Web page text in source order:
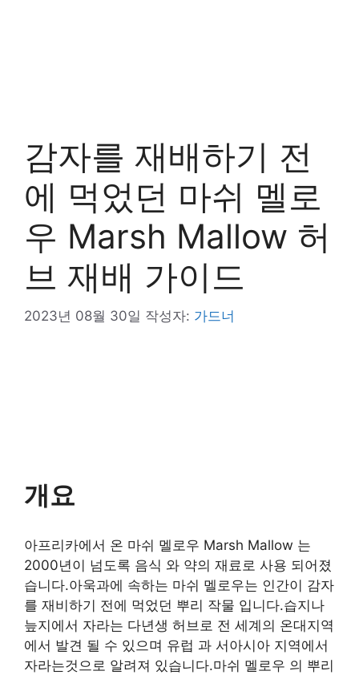
감자를 재배하기 전
에 먹었던 마쉬 멜로
우 Marsh Mallow 허
브 재배 가이드
2023년 08월 30일 작성자: 가드너
개요
아프리카에서 온 마쉬 멜로우 Marsh Mallow 는
2000년이 넘도록 음식 와 약의 재료로 사용 되어졌
습니다.아욱과에 속하는 마쉬 멜로우는 인간이 감자
를 재비하기 전에 먹었던 뿌리 작물 입니다.습지나
늪지에서 자라는 다년생 허브로 전 세계의 온대지역
에서 발견 될 수 있으며 유럽 과 서아시아 지역에서
자라는것으로 알려져 있습니다.마쉬 멜로우 의 뿌리